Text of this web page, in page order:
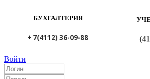
БУХГАЛТЕРИЯ
+ 7(4112) 36-09-88
Войти